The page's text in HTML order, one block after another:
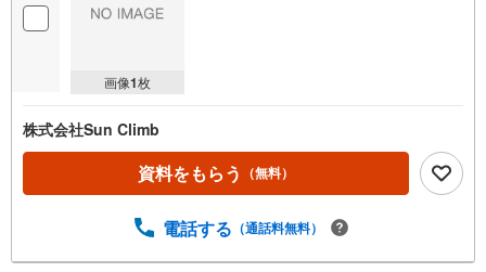
画像1枚
株式会社Sun Climb
資料をもらう （無料）
電話する （通話料無料）